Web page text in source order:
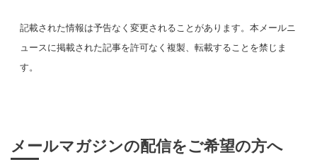
記載された情報は予告なく変更されることがあります。本メールニ
ュースに掲載された記事を許可なく複製、転載することを禁じま
す。
メールマガジンの配信をご希望の方へ